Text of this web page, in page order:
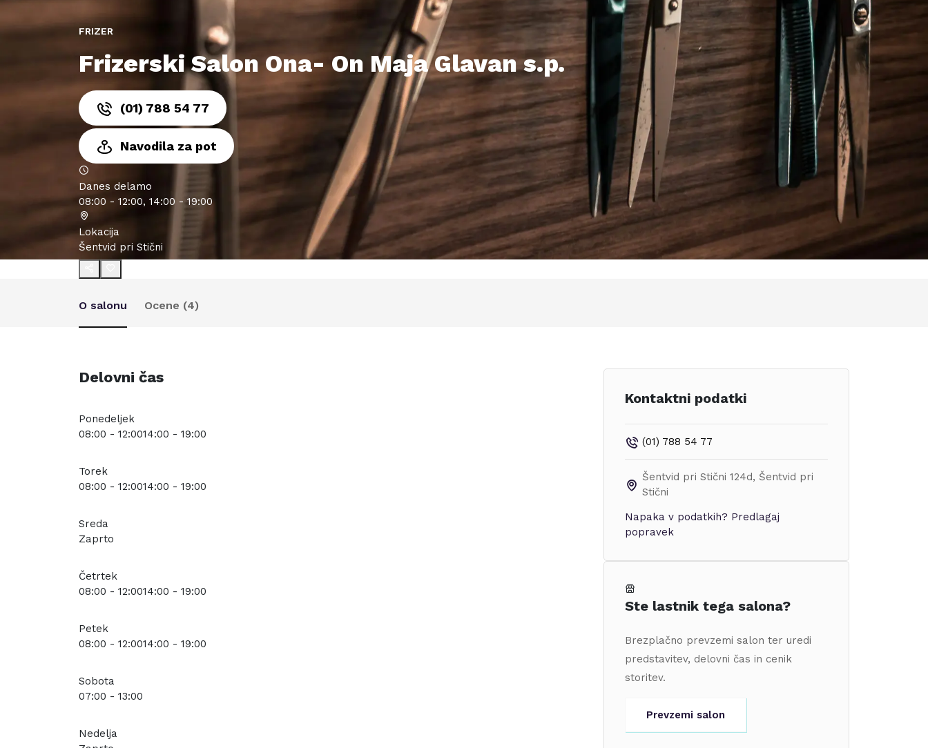
FRIZER
Frizerski Salon Ona- On Maja Glavan s.p.
(01) 788 54 77
Navodila za pot
Danes delamo
08:00 - 12:00, 14:00 - 19:00
Lokacija
Šentvid pri Stični
O salonu Ocene (4)
Delovni čas
Ponedeljek
08:00 - 12:0014:00 - 19:00
Torek
08:00 - 12:0014:00 - 19:00
Sreda
Zaprto
Četrtek
08:00 - 12:0014:00 - 19:00
Petek
08:00 - 12:0014:00 - 19:00
Sobota
07:00 - 13:00
Nedelja
Kontaktni podatki
(01) 788 54 77
Šentvid pri Stični 124d, Šentvid pri
Stični
Napaka v podatkih? Predlagaj
popravek
Ste lastnik tega salona?
Brezplačno prevzemi salon ter uredi
predstavitev, delovni čas in cenik
storitev.
Prevzemi salon